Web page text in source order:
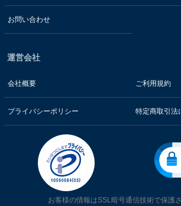
お問い合わせ
運営会社
会社概要 ご利用規約
プライバシーポリシー 特定商取引法
お客様の情報はSSL暗号通信技術で保護